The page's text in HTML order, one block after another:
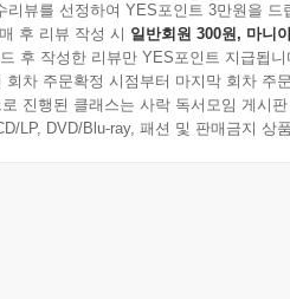
리뷰를 선정하여 YES포인트 3만원을 드
후 리뷰 작성 시 일반회원 300원, 마니
후 작성한 리뷰만 YES포인트 지급됩니
회차 주문확정 시점부터 마지막 회차 주
진행된 클래스는 사락 독서모임 게시
LP, DVD/Blu-ray, 패션 및 판매금지 상